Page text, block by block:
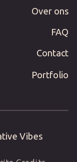
Vibes
Portfolio
Contact
FAQ
Over ons